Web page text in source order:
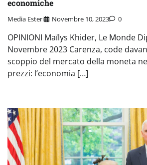
economiche
Media Esteri Novembre 10, 2023 0
OPINIONI Maïlys Khider, Le Monde
Novembre 2023 Carenza, code
scoppio del mercato della moneta
prezzi: l’economia […]